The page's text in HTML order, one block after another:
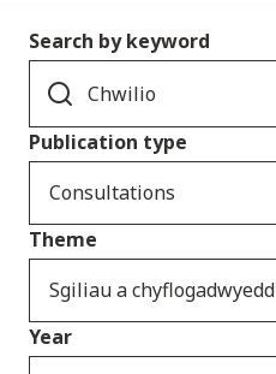
Search by keyword
Publication type
Consultations
Theme
Sgiliau a chyflogadwyedd
Year